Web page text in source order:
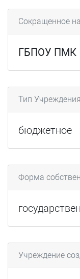
Сокращенное
ГБПОУ ПМК
Тип
бюджетное
Форма
Учреждение